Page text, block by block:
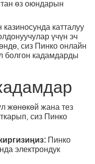
өз оюндарын
катталуу
үчүн эч
сиз Пинко онлайн
болгон кадамдарды
жөнөкөй жана тез
сиз Пинко
Пинко
электрондук